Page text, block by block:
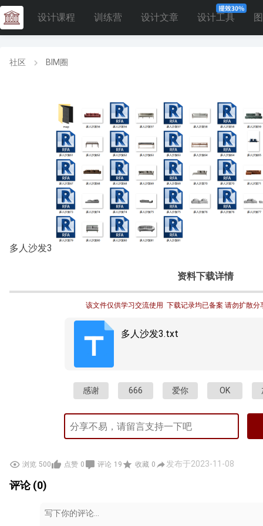
设计课程 训练营 设计文章 设计工具
社区 BIM圈
多人沙发3
资料下载详情
该文件仅供学习交流使用  下载记录均已备案 请勿扩散分
多人沙发3.txt
感谢 666 爱你 OK
浏览 500 点赞 0 评论 19 收藏 0 发布于2023-11-08
评论 (0)